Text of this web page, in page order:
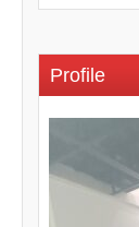
Profile